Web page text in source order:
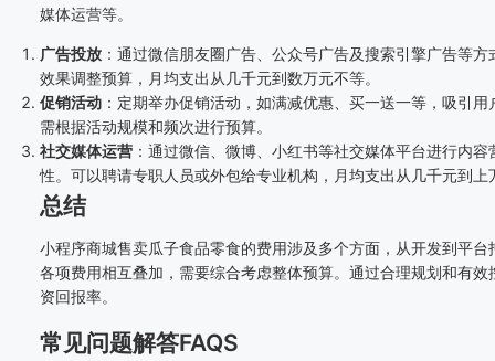
媒体运营等。
广告投放 ：通过微信朋友圈广告、公众号广告及搜索引擎广告等
效果调整预算，月均支出从几千元到数万元不等。
促销活动 ：定期举办促销活动，如满减优惠、买一送一等，吸引
需根据活动规模和频次进行预算。
社交媒体运营 ：通过微信、微博、小红书等社交媒体平台进行内
性。可以聘请专职人员或外包给专业机构，月均支出从几千元到上
总结
小程序商城售卖瓜子食品零食的费用涉及多个方面，从开发到平
各项费用相互叠加，需要综合考虑整体预算。通过合理规划和有
资回报率。
常见问题解答FAQS